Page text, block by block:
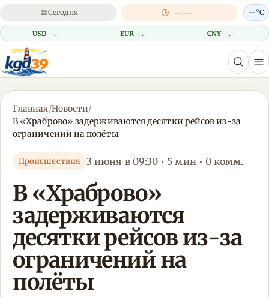
📅Сегодня 🕒 --:--
USD --.-- EUR --.-- CNY --.--
--°C
Главная/Новости/
В «Храброво» задерживаются десятки рейсов из-за
ограничений на полёты
Происшествия 3 июня в 09:30 • 5 мин • 0 комм.
В «Храброво»
задерживаются
десятки рейсов из-за
ограничений на
полёты